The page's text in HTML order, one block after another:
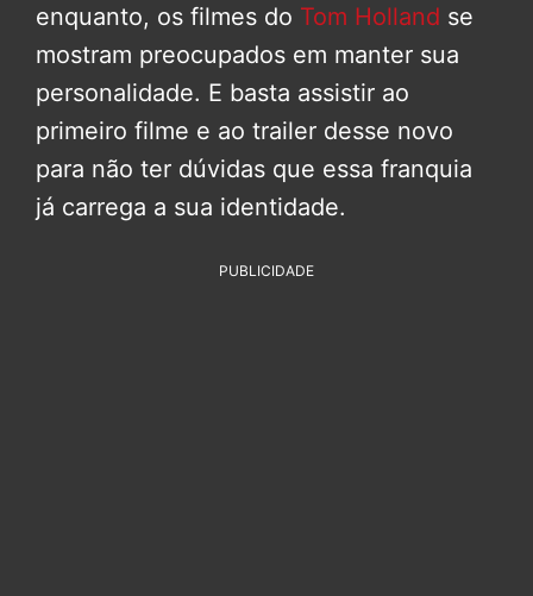
enquanto, os filmes do Tom Holland se
mostram preocupados em manter sua
personalidade. E basta assistir ao
primeiro filme e ao trailer desse novo
para não ter dúvidas que essa franquia
já carrega a sua identidade.
PUBLICIDADE